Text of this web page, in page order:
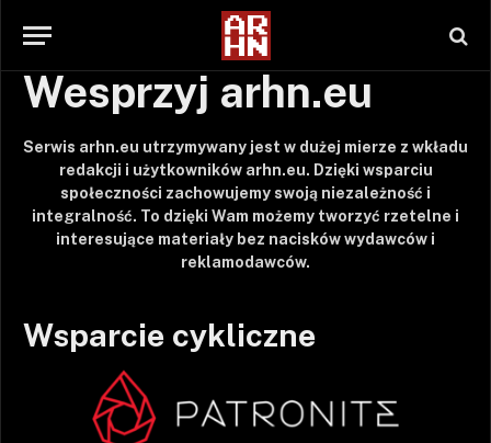
Wesprzyj arhn.eu
Serwis arhn.eu utrzymywany jest w dużej mierze z wkładu
redakcji i użytkowników arhn.eu. Dzięki wsparciu
społeczności zachowujemy swoją niezależność i
integralność. To dzięki Wam możemy tworzyć rzetelne i
interesujące materiały bez nacisków wydawców i
reklamodawców.
Wsparcie cykliczne